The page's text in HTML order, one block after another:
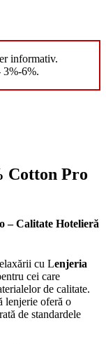
informativ.
3%-6%.
Cotton Pro
– Calitate Hotelieră
cu Lenjeria
cei care
de calitate.
lenjerie oferă o
de standardele